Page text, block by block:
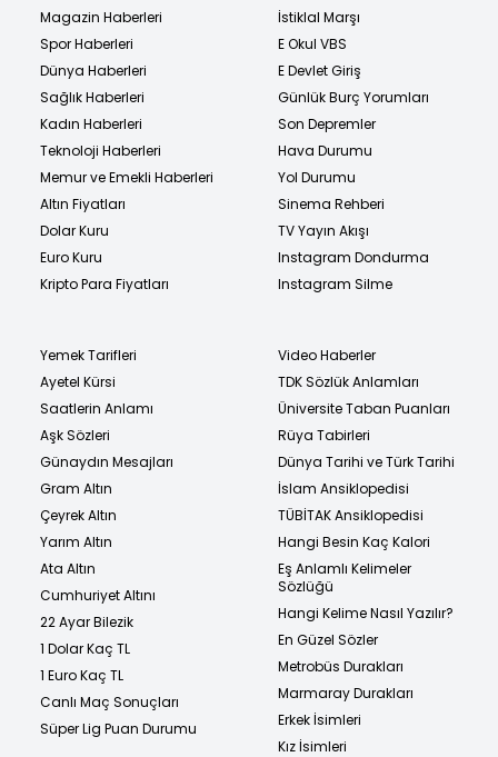
Magazin Haberleri
Spor Haberleri
Dünya Haberleri
Sağlık Haberleri
Kadın Haberleri
Teknoloji Haberleri
Memur ve Emekli Haberleri
Altın Fiyatları
Dolar Kuru
Euro Kuru
Kripto Para Fiyatları
İstiklal Marşı
E Okul VBS
E Devlet Giriş
Günlük Burç Yorumları
Son Depremler
Hava Durumu
Yol Durumu
Sinema Rehberi
TV Yayın Akışı
Instagram Dondurma
Instagram Silme
Yemek Tarifleri
Ayetel Kürsi
Saatlerin Anlamı
Aşk Sözleri
Günaydın Mesajları
Gram Altın
Çeyrek Altın
Yarım Altın
Ata Altın
Cumhuriyet Altını
22 Ayar Bilezik
1 Dolar Kaç TL
1 Euro Kaç TL
Canlı Maç Sonuçları
Süper Lig Puan Durumu
Video Haberler
TDK Sözlük Anlamları
Üniversite Taban Puanları
Rüya Tabirleri
Dünya Tarihi ve Türk Tarihi
İslam Ansiklopedisi
TÜBİTAK Ansiklopedisi
Hangi Besin Kaç Kalori
Eş Anlamlı Kelimeler
Sözlüğü
Hangi Kelime Nasıl Yazılır?
En Güzel Sözler
Metrobüs Durakları
Marmaray Durakları
Erkek İsimleri
Kız İsimleri